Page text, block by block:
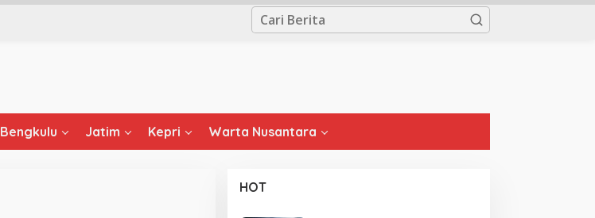
Bengkulu Jatim Kepri Warta Nusantara
HOT